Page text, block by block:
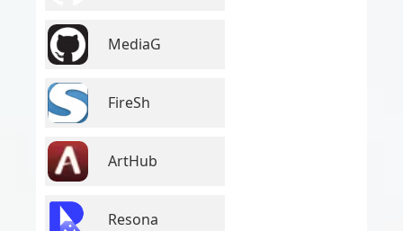
MediaG
FireSh
ArtHub
Resona